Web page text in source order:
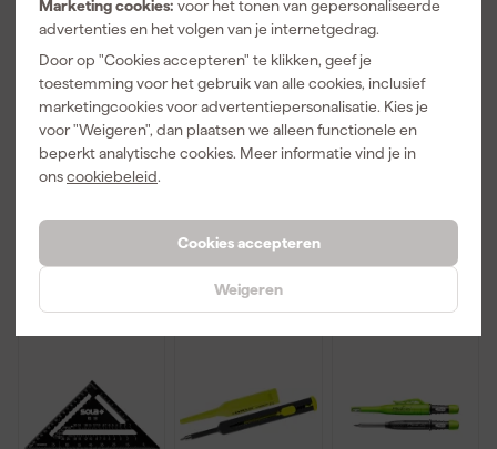
Marketing cookies: voor het tonen van gepersonaliseerde
advertenties en het volgen van je internetgedrag.
Door op "Cookies accepteren" te klikken, geef je
toestemming voor het gebruik van alle cookies, inclusief
marketingcookies voor advertentiepersonalisatie. Kies je
voor "Weigeren", dan plaatsen we alleen functionele en
beperkt analytische cookies. Meer informatie vind je in
onscookiebeleid.
Cookies accepteren
Weigeren
657 Tylon
Rolmaat - 8m
x 25mm
STHT0-74260
Tylon
rolmaatset -
5m / 8m
17, 99
4932472124
Meetdriehoe
k metrisch 18
cm